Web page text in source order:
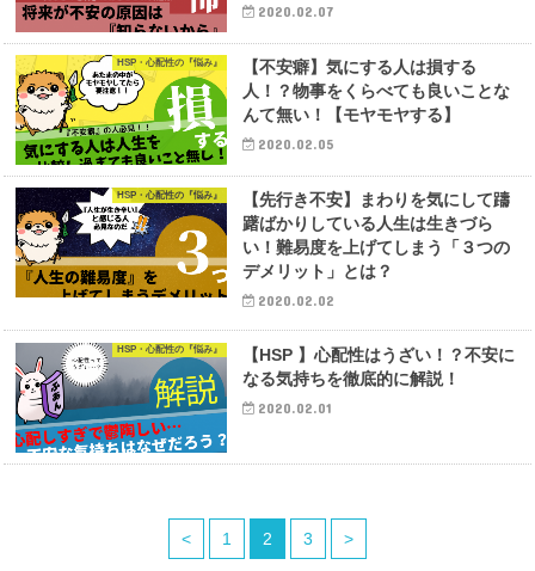
2020.02.07
HSP・心配性の『悩み』
【不安癖】気にする人は損する
人！？物事をくらべても良いことな
んて無い！【モヤモヤする】
2020.02.05
HSP・心配性の『悩み』
【先行き不安】まわりを気にして躊
躇ばかりしている人生は生きづら
い！難易度を上げてしまう「３つの
デメリット」とは？
2020.02.02
HSP・心配性の『悩み』
【HSP 】心配性はうざい！？不安に
なる気持ちを徹底的に解説！
2020.02.01
< 1 2 3 >